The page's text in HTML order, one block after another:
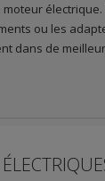
ou les
dans de